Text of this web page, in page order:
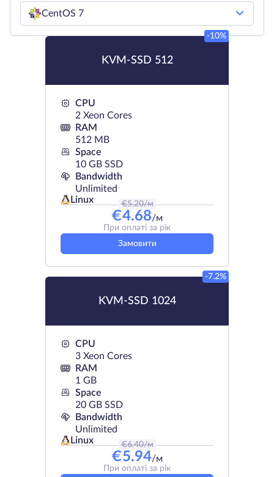
CentOS 7
KVM-SSD 512
-10%
CPU
2 Xeon Cores
RAM
512 MB
Space
10 GB SSD
Bandwidth
Unlimited
Linux
€5.20/м
€4.68/м
При оплаті за рік
Замовити
KVM-SSD 1024
-7.2%
CPU
3 Xeon Cores
RAM
1 GB
Space
20 GB SSD
Bandwidth
Unlimited
Linux
€6.40/м
€5.94/м
При оплаті за рік